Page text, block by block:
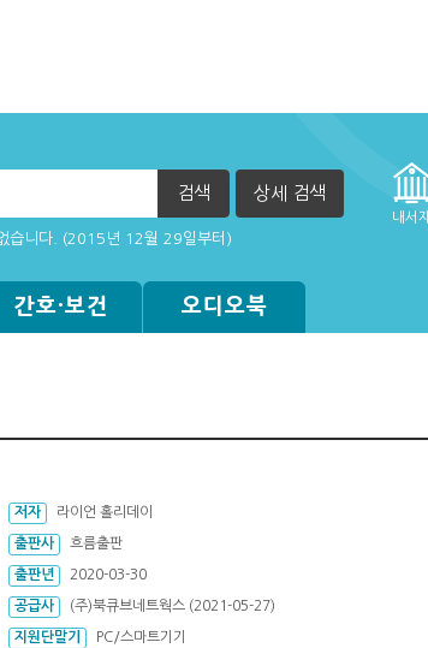
검색 상세 검색
내서재
습니다. (2015년 12월 29일부터)
간호·보건 오디오북
저자 라이언 홀리데이
출판사 흐름출판
출판년 2020-03-30
공급사 (주)북큐브네트웍스 (2021-05-27)
지원단말기 PC/스마트기기